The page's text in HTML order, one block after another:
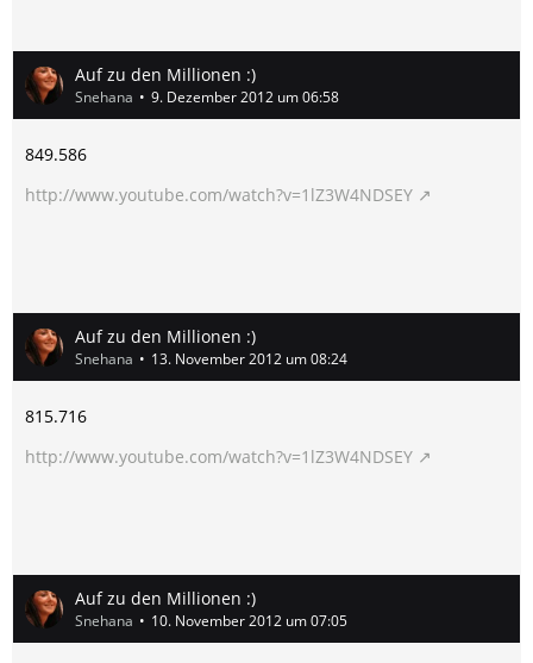
Auf zu den Millionen :)
Snehana 9. Dezember 2012 um 06:58
849.586
http://www.youtube.com/watch?v=1lZ3W4NDSEY
Auf zu den Millionen :)
Snehana 13. November 2012 um 08:24
815.716
http://www.youtube.com/watch?v=1lZ3W4NDSEY
Auf zu den Millionen :)
Snehana 10. November 2012 um 07:05